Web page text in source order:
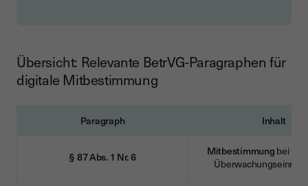
Übersicht: Relevante BetrVG-Paragraphen für
digitale Mitbestimmung
Paragraph Inhalt
§ 87 Abs. 1 Nr. 6 Mitbestimmungbei